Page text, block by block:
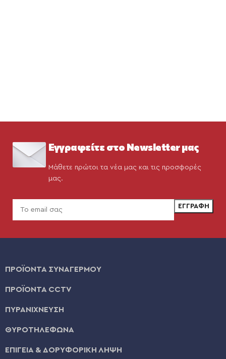
Εγγραφείτε στο Newsletter μας
Μάθετε πρώτοι τα νέα μας και τις προσφορές
μας.
ΠΡΟΪΟΝΤΑ ΣΥΝΑΓΕΡΜΟΥ
ΠΡΟΪΟΝΤΑ CCTV
ΠΥΡΑΝΙΧΝΕΥΣΗ
ΘΥΡΟΤΗΛΕΦΩΝΑ
ΕΠΙΓΕΙΑ & ΔΟΡΥΦΟΡΙΚΗ ΛΗΨΗ